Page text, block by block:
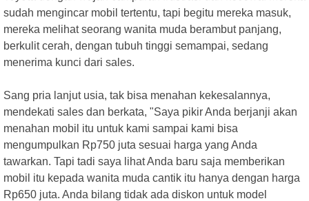
sudah mengincar mobil tertentu, tapi begitu mereka masuk,
mereka melihat seorang wanita muda berambut panjang,
berkulit cerah, dengan tubuh tinggi semampai, sedang
menerima kunci dari sales.
Sang pria lanjut usia, tak bisa menahan kekesalannya,
mendekati sales dan berkata, "Saya pikir Anda berjanji akan
menahan mobil itu untuk kami sampai kami bisa
mengumpulkan Rp750 juta sesuai harga yang Anda
tawarkan. Tapi tadi saya lihat Anda baru saja memberikan
mobil itu kepada wanita muda cantik itu hanya dengan harga
Rp650 juta. Anda bilang tidak ada diskon untuk model